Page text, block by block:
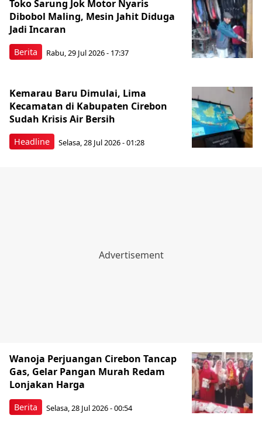
Berita
Toko Sarung Jok Motor Nyaris
Dibobol Maling, Mesin Jahit Diduga
Jadi Incaran
Rabu, 29 Jul 2026 - 17:37
Headline
Kemarau Baru Dimulai, Lima
Kecamatan di Kabupaten Cirebon
Sudah Krisis Air Bersih
Selasa, 28 Jul 2026 - 01:28
Berita
Wanoja Perjuangan Cirebon Tancap
Gas, Gelar Pangan Murah Redam
Lonjakan Harga
Selasa, 28 Jul 2026 - 00:54